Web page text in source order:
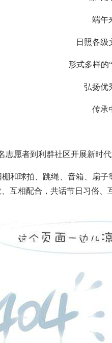
端午
日照各级
形式多样的
弘扬优
传承
愿者到利群社区开展新时代
球拍、跳绳、音箱、扇子
互相配合，共话节日习俗、